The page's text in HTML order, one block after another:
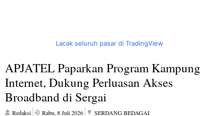
Lacak seluruh pasar di TradingView
APJATEL Paparkan Program Kampung
Internet, Dukung Perluasan Akses
Broadband di Sergai
Redaksi Rabu, 8 Juli 2026 SERDANG BEDAGAI